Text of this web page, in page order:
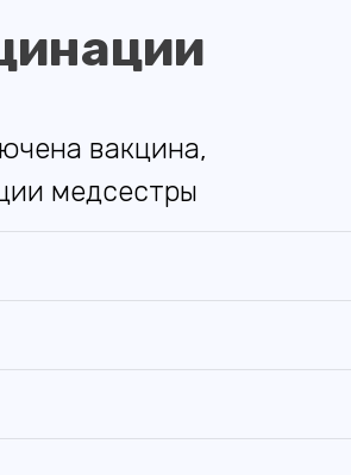
вакцина,
медсестры